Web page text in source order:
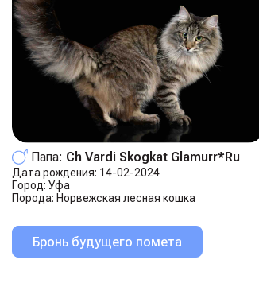
Папа: Ch Vardi Skogkat Glamurr*ru
Дата рождения: 14-02-2024
Город: Уфа
Порода: Норвежская лесная кошка
Бронь будущего помета